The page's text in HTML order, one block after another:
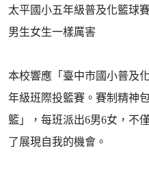
太平國小五年級普及化籃球
男生女生一樣厲害
本校響應「臺中市國小普及
年級班際投籃賽。賽制精神
籃」，每班派出6男6女，不
了展現自我的機會。